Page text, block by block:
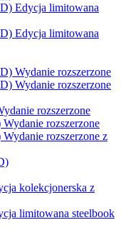
Edycja limitowana
Edycja limitowana
Wydanie rozszerzone
Wydanie rozszerzone
rozszerzone
rozszerzone
rozszerzone z
kolekcjonerska z
limitowana steelbook